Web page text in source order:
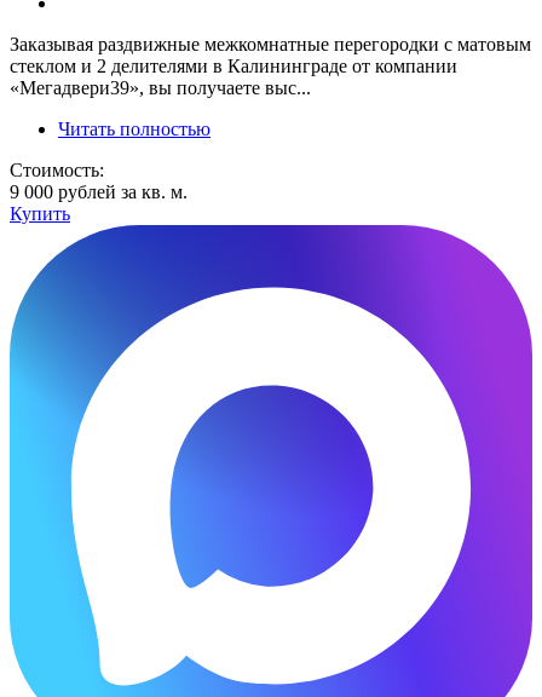
Заказывая раздвижные межкомнатные перегородки с матовым
стеклом и 2 делителями в Калининграде от компании
«Мегадвери39», вы получаете выс...
Читать полностью
Стоимость:
9 000 рублей за кв. м.
Купить